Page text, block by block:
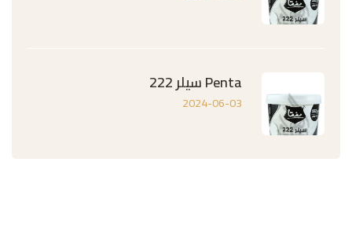
Penta سيلر 222
2024-06-03